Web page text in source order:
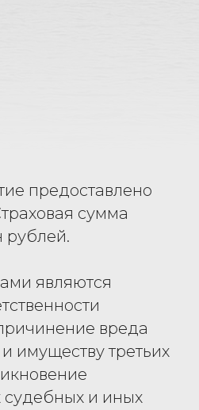
предоставлено
сумма
рублей.
являются
вреда
имуществу третьих
и иных